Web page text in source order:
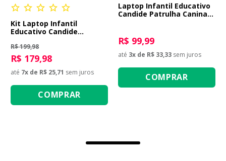
Kit Laptop Infantil
Educativo Candide
Bilíngue
R$ 199,98
R$ 179,98
até 7x de R$ 25,71 sem juros
COMPRAR
Laptop Infantil Educativo
Candide Patrulha Canina
R$ 99,99
até 3x de R$ 33,33 sem juros
COMPRAR